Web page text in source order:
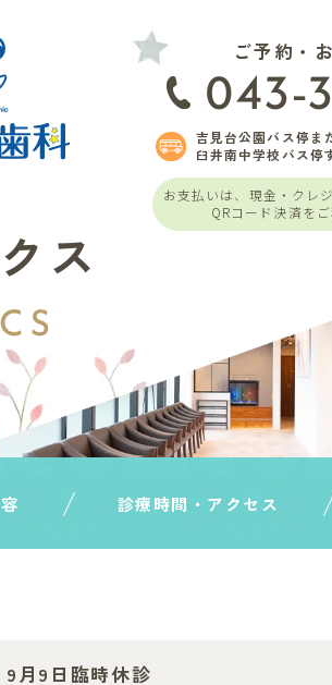
ご予約・
043-
吉見台公園バス停ま
臼井南中学校バス停
お支払いは、現金・クレ
QRコード決済を
ス
診療時間・アクセス
月9日臨時休診